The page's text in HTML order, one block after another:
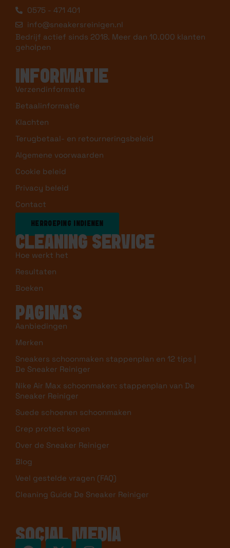
0575 - 471 401
info@sneakersreinigen.nl
Bedrijf actief sinds 2018. Meer dan 10.000 klanten
geholpen
INFORMATIE
Verzendinformatie
Betaalinformatie
Klachten
Terugbetaal- en retourneringsbeleid
Algemene voorwaarden
Cookie beleid
Privacy beleid
Contact
HERROEPING INDIENEN
CLEANING SERVICE
Hoe werkt het
Resultaten
Boeken
PAGINA’S
Aanbiedingen
Merken
Sneakers schoonmaken stappenplan en 12 tips |
De Sneaker Reiniger
Nike Air Max schoonmaken: stappenplan van De
Sneaker Reiniger
Suede schoenen schoonmaken
Crep protect kopen
Over de Sneaker Reiniger
Blog
Veel gestelde vragen (FAQ)
Cleaning Guide De Sneaker Reiniger
SOCIAL MEDIA